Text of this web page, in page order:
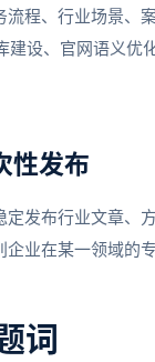
程、行业场景、
设、官网语义
性发布
发布行业文章、
业在某一领域的专
词